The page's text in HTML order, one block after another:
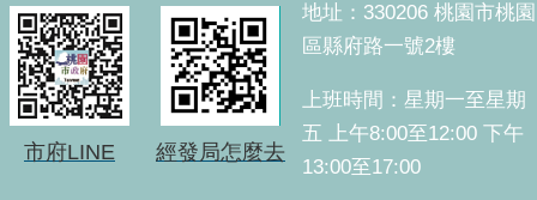
市府LINE 經發局怎麼去
地址：330206 桃園市桃園
區縣府路一號2樓
上班時間：星期一至星期
五 上午8:00至12:00 下午
13:00至17:00